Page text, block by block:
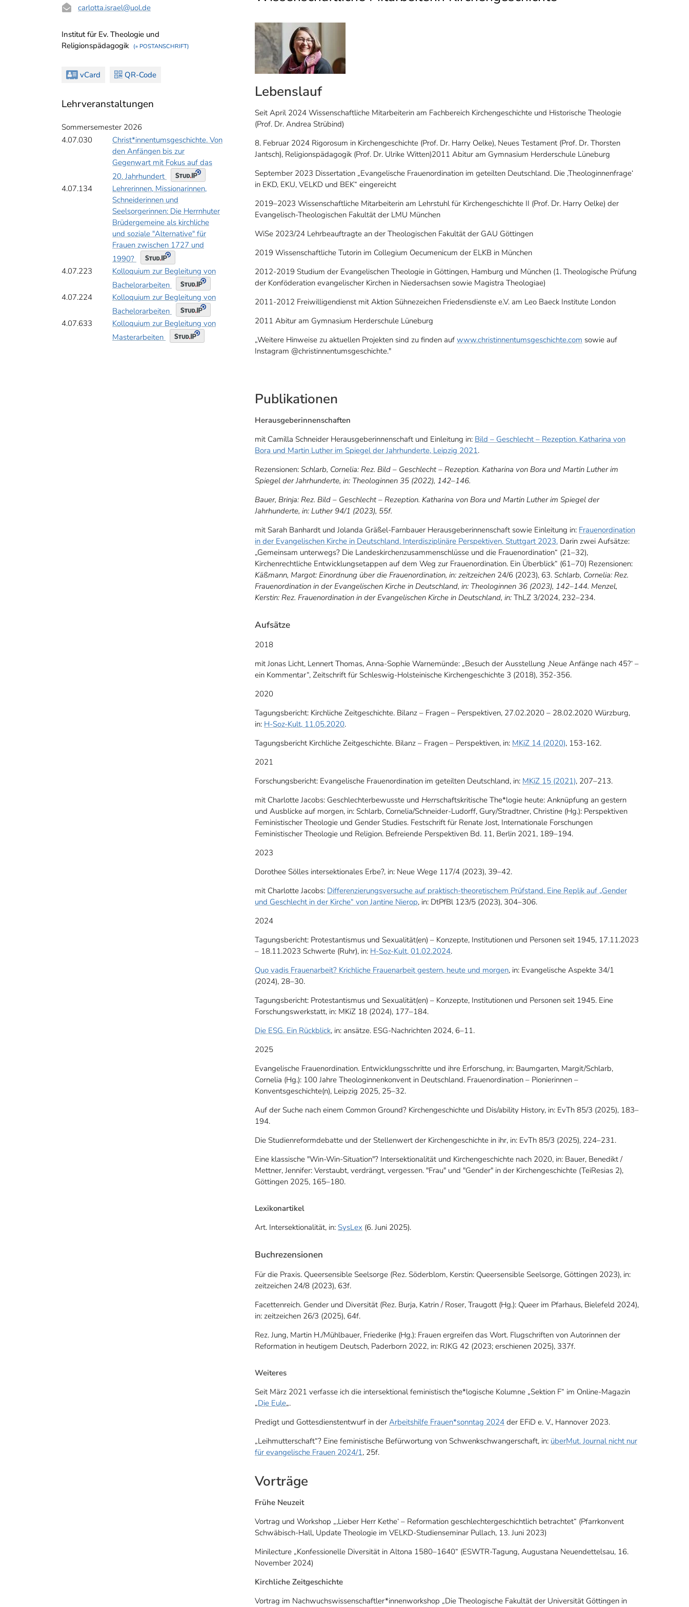
carlotta.israel@uol.de
Institut für Ev. Theologie und
Religionspädagogik (» POSTANSCHRIFT)
vCard QR-Code
Lehrveranstaltungen
Sommersemester 2026
4.07.030
Christ*innentumsgeschichte. Von
den Anfängen bis zur
Gegenwart mit Fokus auf das
20. Jahrhundert
4.07.134
Lehrerinnen, Missionarinnen,
Schneiderinnen und
Seelsorgerinnen: Die Herrnhuter
Brüdergemeine als kirchliche
und soziale "Alternative" für
Frauen zwischen 1727 und
1990?
4.07.223
Kolloquium zur Begleitung von
Bachelorarbeiten
4.07.224
Kolloquium zur Begleitung von
Bachelorarbeiten
4.07.633
Kolloquium zur Begleitung von
Masterarbeiten
Lebenslauf
Seit April 2024 Wissenschaftliche Mitarbeiterin am Fachbereich Kirchengeschichte und Historische Theologie
(Prof. Dr. Andrea Strübind)
8. Februar 2024 Rigorosum in Kirchengeschichte (Prof. Dr. Harry Oelke), Neues Testament (Prof. Dr. Thorsten
Jantsch), Religionspädagogik (Prof. Dr. Ulrike Witten)2011 Abitur am Gymnasium Herderschule Lüneburg
September 2023 Dissertation „Evangelische Frauenordination im geteilten Deutschland. Die ‚Theologinnenfrage‘
in EKD, EKU, VELKD und BEK“ eingereicht
2019–2023 Wissenschaftliche Mitarbeiterin am Lehrstuhl für Kirchengeschichte II (Prof. Dr. Harry Oelke) der
Evangelisch-Theologischen Fakultät der LMU München
WiSe 2023/24 Lehrbeauftragte an der Theologischen Fakultät der GAU Göttingen
2019 Wissenschaftliche Tutorin im Collegium Oecumenicum der ELKB in München
2012-2019 Studium der Evangelischen Theologie in Göttingen, Hamburg und München (1. Theologische Prüfung
der Konföderation evangelischer Kirchen in Niedersachsen sowie Magistra Theologiae)
2011-2012 Freiwilligendienst mit Aktion Sühnezeichen Friedensdienste e.V. am Leo Baeck Institute London
2011 Abitur am Gymnasium Herderschule Lüneburg
„Weitere Hinweise zu aktuellen Projekten sind zu finden auf www.christinnentumsgeschichte.com sowie auf
Instagram @christinnentumsgeschichte."
Publikationen
Herausgeberinnenschaften
mit Camilla Schneider Herausgeberinnenschaft und Einleitung in: Bild – Geschlecht – Rezeption. Katharina von
Bora und Martin Luther im Spiegel der Jahrhunderte, Leipzig 2021.
Rezensionen: Schlarb, Cornelia: Rez. Bild – Geschlecht – Rezeption. Katharina von Bora und Martin Luther im
Spiegel der Jahrhunderte, in: Theologinnen 35 (2022), 142–146.
Bauer, Brinja: Rez. Bild – Geschlecht – Rezeption. Katharina von Bora und Martin Luther im Spiegel der
Jahrhunderte, in: Luther 94/1 (2023), 55f.
mit Sarah Banhardt und Jolanda Gräßel-Farnbauer Herausgeberinnenschaft sowie Einleitung in: Frauenordination
in der Evangelischen Kirche in Deutschland. Interdisziplinäre Perspektiven, Stuttgart 2023. Darin zwei Aufsätze:
„Gemeinsam unterwegs? Die Landeskirchenzusammenschlüsse und die Frauenordination“ (21–32),
Kirchenrechtliche Entwicklungsetappen auf dem Weg zur Frauenordination. Ein Überblick“ (61–70) Rezensionen:
Käßmann, Margot: Einordnung über die Frauenordination, in: zeitzeichen 24/6 (2023), 63. Schlarb, Cornelia: Rez.
Frauenordination in der Evangelischen Kirche in Deutschland, in: Theologinnen 36 (2023), 142–144. Menzel,
Kerstin: Rez. Frauenordination in der Evangelischen Kirche in Deutschland, in: ThLZ 3/2024, 232–234.
Aufsätze
2018
mit Jonas Licht, Lennert Thomas, Anna-Sophie Warnemünde: „Besuch der Ausstellung ‚Neue Anfänge nach 45?‘ –
ein Kommentar“, Zeitschrift für Schleswig-Holsteinische Kirchengeschichte 3 (2018), 352-356.
2020
Tagungsbericht: Kirchliche Zeitgeschichte. Bilanz – Fragen – Perspektiven, 27.02.2020 – 28.02.2020 Würzburg,
in: H-Soz-Kult, 11.05.2020.
Tagungsbericht Kirchliche Zeitgeschichte. Bilanz – Fragen – Perspektiven, in: MKiZ 14 (2020), 153-162.
2021
Forschungsbericht: Evangelische Frauenordination im geteilten Deutschland, in: MKiZ 15 (2021), 207–213.
mit Charlotte Jacobs: Geschlechterbewusste und Herrschaftskritische The*logie heute: Anknüpfung an gestern
und Ausblicke auf morgen, in: Schlarb, Cornelia/Schneider-Ludorff, Gury/Stradtner, Christine (Hg.): Perspektiven
Feministischer Theologie und Gender Studies. Festschrift für Renate Jost, Internationale Forschungen
Feministischer Theologie und Religion. Befreiende Perspektiven Bd. 11, Berlin 2021, 189–194.
2023
Dorothee Sölles intersektionales Erbe?, in: Neue Wege 117/4 (2023), 39–42.
mit Charlotte Jacobs: Differenzierungsversuche auf praktisch-theoretischem Prüfstand. Eine Replik auf „Gender
und Geschlecht in der Kirche“ von Jantine Nierop, in: DtPfBl 123/5 (2023), 304–306.
2024
Tagungsbericht: Protestantismus und Sexualität(en) – Konzepte, Institutionen und Personen seit 1945, 17.11.2023
– 18.11.2023 Schwerte (Ruhr), in: H-Soz-Kult, 01.02.2024.
Quo vadis Frauenarbeit? Krichliche Frauenarbeit gestern, heute und morgen, in: Evangelische Aspekte 34/1
(2024), 28–30.
Tagungsbericht: Protestantismus und Sexualität(en) – Konzepte, Institutionen und Personen seit 1945. Eine
Forschungswerkstatt, in: MKiZ 18 (2024), 177–184.
Die ESG. Ein Rückblick, in: ansätze. ESG-Nachrichten 2024, 6–11.
2025
Evangelische Frauenordination. Entwicklungsschritte und ihre Erforschung, in: Baumgarten, Margit/Schlarb,
Cornelia (Hg.): 100 Jahre Theologinnenkonvent in Deutschland. Frauenordination – Pionierinnen –
Konventsgeschichte(n), Leipzig 2025, 25–32.
Auf der Suche nach einem Common Ground? Kirchengeschichte und Dis/ability History, in: EvTh 85/3 (2025), 183–
194.
Die Studienreformdebatte und der Stellenwert der Kirchengeschichte in ihr, in: EvTh 85/3 (2025), 224–231.
Eine klassische "Win-Win-Situation"? Intersektionalität und Kirchengeschichte nach 2020, in: Bauer, Benedikt /
Mettner, Jennifer: Verstaubt, verdrängt, vergessen. "Frau" und "Gender" in der Kirchengeschichte (TeiResias 2),
Göttingen 2025, 165–180.
Lexikonartikel
Art. Intersektionalität, in: SysLex (6. Juni 2025).
Buchrezensionen
Für die Praxis. Queersensible Seelsorge (Rez. Söderblom, Kerstin: Queersensible Seelsorge, Göttingen 2023), in:
zeitzeichen 24/8 (2023), 63f.
Facettenreich. Gender und Diversität (Rez. Burja, Katrin / Roser, Traugott (Hg.): Queer im Pfarhaus, Bielefeld 2024),
in: zeitzeichen 26/3 (2025), 64f.
Rez. Jung, Martin H./Mühlbauer, Friederike (Hg.): Frauen ergreifen das Wort. Flugschriften von Autorinnen der
Reformation in heutigem Deutsch, Paderborn 2022, in: RJKG 42 (2023; erschienen 2025), 337f.
Weiteres
Seit März 2021 verfasse ich die intersektional feministisch the*logische Kolumne „Sektion F“ im Online-Magazin
„Die Eule„.
Predigt und Gottesdienstentwurf in der Arbeitshilfe Frauen*sonntag 2024 der EFiD e. V., Hannover 2023.
„Leihmutterschaft“? Eine feministische Befürwortung von Schwenkschwangerschaft, in: überMut. Journal nicht nur
für evangelische Frauen 2024/1, 25f.
Vorträge
Frühe Neuzeit
Vortrag und Workshop „‚Lieber Herr Kethe‘ – Reformation geschlechtergeschichtlich betrachtet“ (Pfarrkonvent
Schwäbisch-Hall, Update Theologie im VELKD-Studienseminar Pullach, 13. Juni 2023)
Minilecture „Konfessionelle Diversität in Altona 1580–1640“ (ESWTR-Tagung, Augustana Neuendettelsau, 16.
November 2024)
Kirchliche Zeitgeschichte
Vortrag im Nachwuchswissenschaftler*innenworkshop „Die Theologische Fakultät der Universität Göttingen in